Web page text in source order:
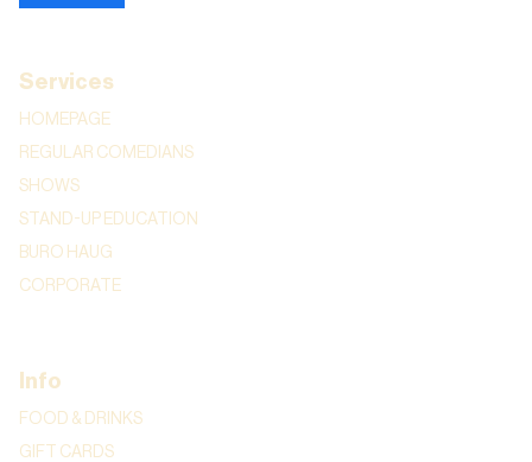
Services
HOMEPAGE
REGULAR COMEDIANS
SHOWS
STAND-UP EDUCATION
BURO HAUG
CORPORATE
Info
FOOD & DRINKS
GIFT CARDS